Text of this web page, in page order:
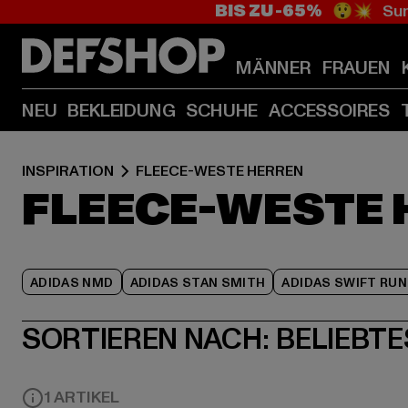
BIS ZU -65% 😲💥
MÄNNER FRAUEN
NEU BEKLEIDUNG SCHUHE ACCESSOIRES
INSPIRATION FLEECE-WESTE HERREN
FLEECE-WESTE
ADIDAS NMD ADIDAS STAN SMITH ADIDAS SWIFT RUN
SORTIEREN NACH:
1 ARTIKEL